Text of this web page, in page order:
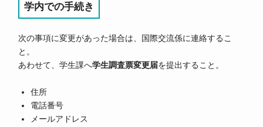
学内での手続き
次の事項に変更があった場合は、国際交流係に連絡するこ
と。
あわせて、学生課へ学生調査票変更届を提出すること。
住所
電話番号
メールアドレス